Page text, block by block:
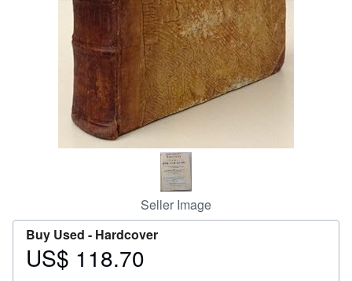
Seller Image
Buy Used - Hardcover
Price
US$ 118.70